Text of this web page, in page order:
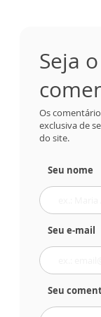
Seja
Os
exclusiva de
do site.
Seu nome
Seu e-mail
Seu